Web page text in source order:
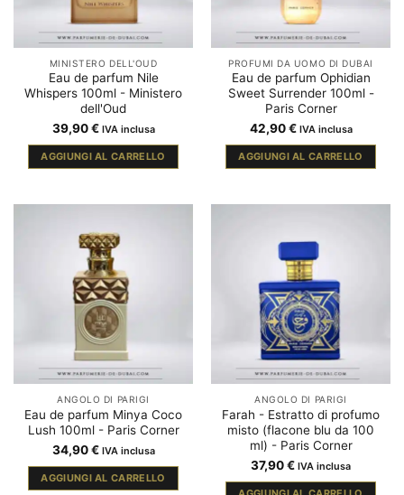
MINISTERO DELL'OUD
Eau de parfum Nile
Whispers 100ml - Ministero
dell'Oud
39,90€ IVA inclusa
AGGIUNGI AL CARRELLO
PROFUMI DA UOMO DI DUBAI
Eau de parfum Ophidian
Sweet Surrender 100ml -
Paris Corner
42,90€ IVA inclusa
AGGIUNGI AL CARRELLO
ANGOLO DI PARIGI
Eau de parfum Minya Coco
Lush 100ml - Paris Corner
34,90€ IVA inclusa
AGGIUNGI AL CARRELLO
ANGOLO DI PARIGI
Farah - Estratto di profumo
misto (flacone blu da 100
ml) - Paris Corner
37,90€ IVA inclusa